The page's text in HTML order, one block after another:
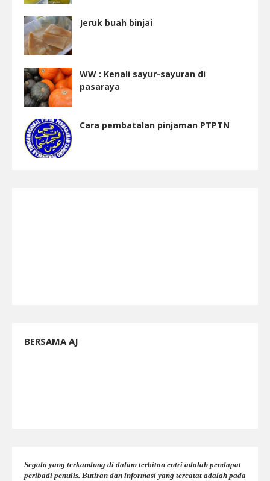
Jeruk buah binjai
WW : Kenali sayur-sayuran di
pasaraya
Cara pembatalan pinjaman PTPTN
BERSAMA AJ
Segala yang terkandung di dalam terbitan entri adalah pendapat
peribadi penulis. Butiran dan informasi yang tercatat adalah pada